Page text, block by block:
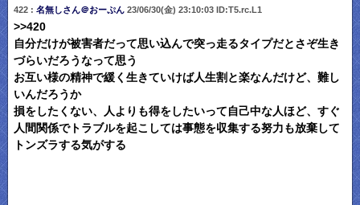
422 : 名無しさん＠おーぷん23/06/30(金) 23:10:03 ID:T5.rc.L1
>>420
自分だけが被害者だって思い込んで突っ走るタイプだとさぞ生き
づらいだろうなって思う
お互い様の精神で緩く生きていけば人生割と楽なんだけど、難し
いんだろうか
損をしたくない、人よりも得をしたいって自己中な人ほど、すぐ
人間関係でトラブルを起こしては事態を収集する努力も放棄して
トンズラする気がする